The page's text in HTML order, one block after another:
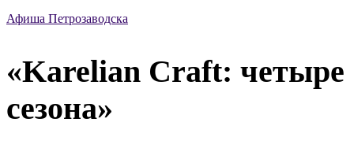
Афиша Петрозаводска
«Karelian Craft: четыре
сезона»